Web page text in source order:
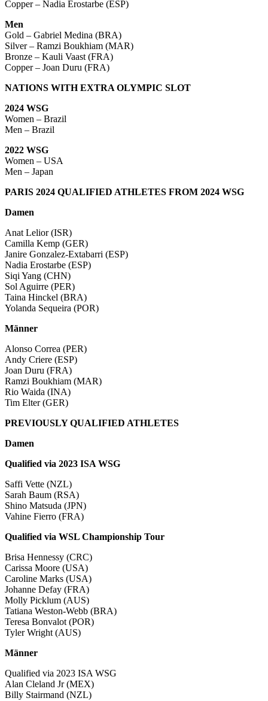
Copper – Nadia Erostarbe (ESP)
Men
Gold – Gabriel Medina (BRA)
Silver – Ramzi Boukhiam (MAR)
Bronze – Kauli Vaast (FRA)
Copper – Joan Duru (FRA)
NATIONS WITH EXTRA OLYMPIC SLOT
2024 WSG
Women – Brazil
Men – Brazil
2022 WSG
Women – USA
Men – Japan
PARIS 2024 QUALIFIED ATHLETES FROM 2024 WSG
Damen
Anat Lelior (ISR)
Camilla Kemp (GER)
Janire Gonzalez-Extabarri (ESP)
Nadia Erostarbe (ESP)
Siqi Yang (CHN)
Sol Aguirre (PER)
Taina Hinckel (BRA)
Yolanda Sequeira (POR)
Männer
Alonso Correa (PER)
Andy Criere (ESP)
Joan Duru (FRA)
Ramzi Boukhiam (MAR)
Rio Waida (INA)
Tim Elter (GER)
PREVIOUSLY QUALIFIED ATHLETES
Damen
Qualified via 2023 ISA WSG
Saffi Vette (NZL)
Sarah Baum (RSA)
Shino Matsuda (JPN)
Vahine Fierro (FRA)
Qualified via WSL Championship Tour
Brisa Hennessy (CRC)
Carissa Moore (USA)
Caroline Marks (USA)
Johanne Defay (FRA)
Molly Picklum (AUS)
Tatiana Weston-Webb (BRA)
Teresa Bonvalot (POR)
Tyler Wright (AUS)
Männer
Qualified via 2023 ISA WSG
Alan Cleland Jr (MEX)
Billy Stairmand (NZL)